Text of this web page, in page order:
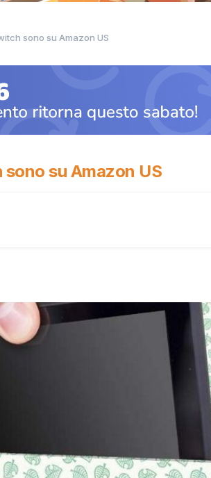
sono su Amazon US
su Amazon US